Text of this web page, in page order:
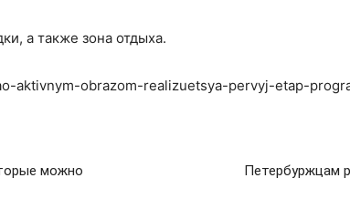
а также зона отдыха.
aktivnym-obrazom-realizuetsya-pervyj-etap-
можно
Петербуржцам